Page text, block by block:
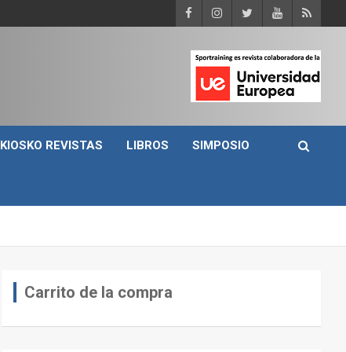
KIOSKO REVISTAS LIBROS SIMPOSIO
Carrito de la compra